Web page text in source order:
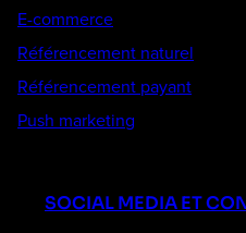
E-commerce
Référencement naturel
Référencement payant
Push marketing
SOCIAL MEDIA ET